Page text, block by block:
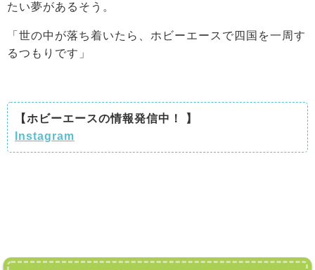
たい夢があるそう。
「世の中が落ち着いたら、ホビーエースで四国を一周す
るつもりです」
【ホビーエースの情報発信中！ 】
Instagram